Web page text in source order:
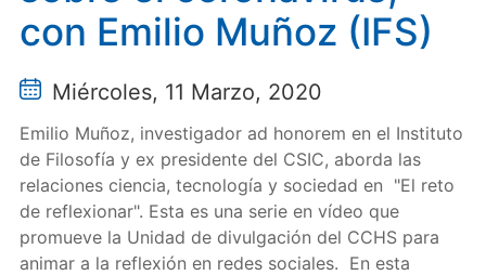
con Emilio Muñoz (IFS)
Miércoles, 11 Marzo, 2020
Emilio Muñoz, investigador ad honorem en el Instituto
de Filosofía y ex presidente del CSIC, aborda las
relaciones ciencia, tecnología y sociedad en "El reto
de reflexionar". Esta es una serie en vídeo que
promueve la Unidad de divulgación del CCHS para
animar a la reflexión en redes sociales. En esta